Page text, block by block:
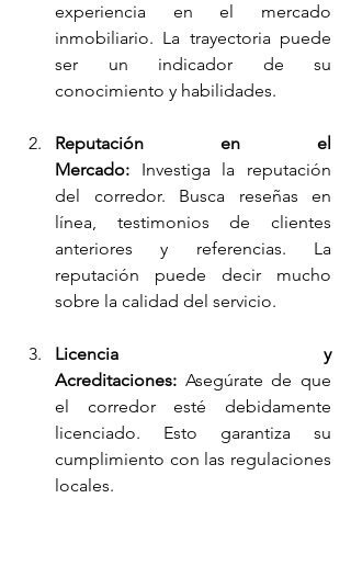
experiencia en el mercado
inmobiliario. La trayectoria puede
ser un indicador de su
conocimiento y habilidades.
Reputación en el
Mercado: Investiga la reputación
del corredor. Busca reseñas en
línea, testimonios de clientes
anteriores y referencias. La
reputación puede decir mucho
sobre la calidad del servicio.
Licencia y
Acreditaciones: Asegúrate de que
el corredor esté debidamente
licenciado. Esto garantiza su
cumplimiento con las regulaciones
locales.